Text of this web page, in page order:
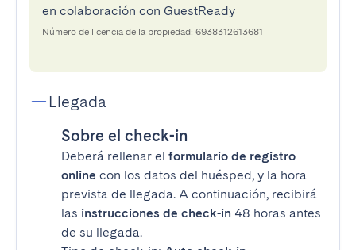
en colaboración con GuestReady
Número de licencia de la propiedad: 6938312613681
Llegada
Sobre el check-in
Deberá rellenar el formulario de registro
online con los datos del huésped, y la hora
prevista de llegada. A continuación, recibirá
las instrucciones de check-in 48 horas antes
de su llegada.